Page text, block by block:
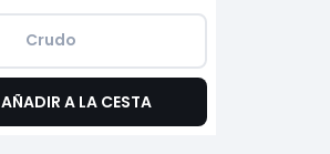
Crudo
AÑADIR A LA CESTA